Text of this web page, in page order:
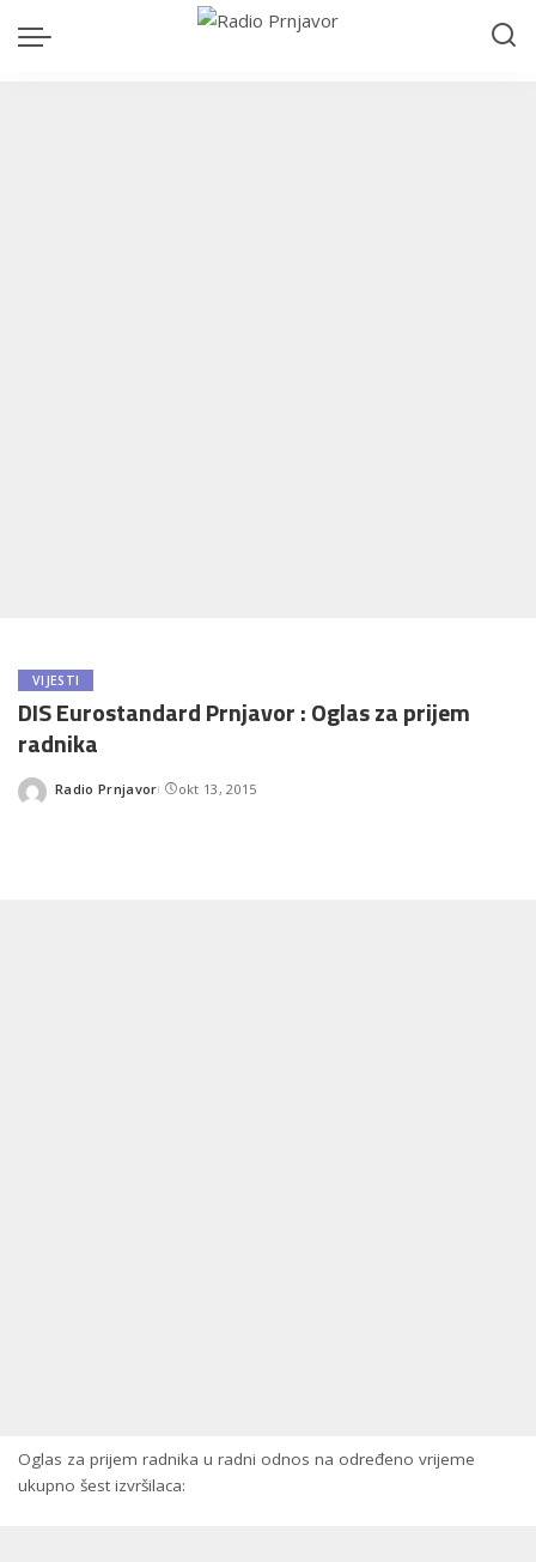
VIJESTI
DIS Eurostandard Prnjavor : Oglas za prijem
radnika
Posted
Radio Prnjavor okt 13, 2015
Oglas za prijem radnika u radni odnos na određeno vrijeme
ukupno šest izvršilaca: